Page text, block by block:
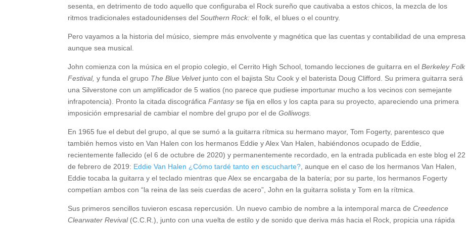
sesenta, en detrimento de todo aquello que configuraba el Rock sureño que cautivaba a estos chicos, la mezcla de los
ritmos tradicionales estadounidenses delSouthern Rock:el folk, el blues o el country.
Pero vayamos a la historia del músico, siempre más envolvente y magnética que las cuentas y contabilidad de una empresa
aunque sea musical.
John comienza con la música en el propio colegio, el Cerrito High School, tomando lecciones de guitarra en elBerkeley Folk
Festival, y funda el grupo The Blue Velvetjunto con el bajista Stu Cook y el baterista Doug Clifford. Su primera guitarra será
una Silverstone con un amplificador de 5 watios (no parece que pudiese importunar mucho a los vecinos con semejante
infrapotencia). Pronto la citada discográficaFantasyse fija en ellos y los capta para su proyecto, apareciendo una primera
imposición empresarial de cambiar el nombre del grupo por el deGolliwogs.
En 1965 fue el debut del grupo, al que se sumó a la guitarra rítmica su hermano mayor, Tom Fogerty, parentesco que
también hemos visto en Van Halen con los hermanos Eddie y Alex Van Halen, habiéndonos ocupado de Eddie,
recientemente fallecido (el 6 de octubre de 2020) y permanentemente recordado, en la entrada publicada en este blog el 22
de febrero de 2019: Eddie Van Halen ¿Cómo tardé tanto en escucharte?, aunque en el caso de los hermanos Van Halen,
Eddie tocaba la guitarra y el teclado mientras que Alex se encargaba de la batería; por su parte, los hermanos Fogerty
competían ambos con “la reina de las seis cuerdas de acero”, John en la guitarra solista y Tom en la rítmica.
Sus primeros sencillos tuvieron escasa repercusión. Un nuevo cambio de nombre a la intemporal marca deCreedence
Clearwater Revival(C.C.R.), junto con una vuelta de estilo y de sonido que deriva más hacia el Rock, propicia una rápida